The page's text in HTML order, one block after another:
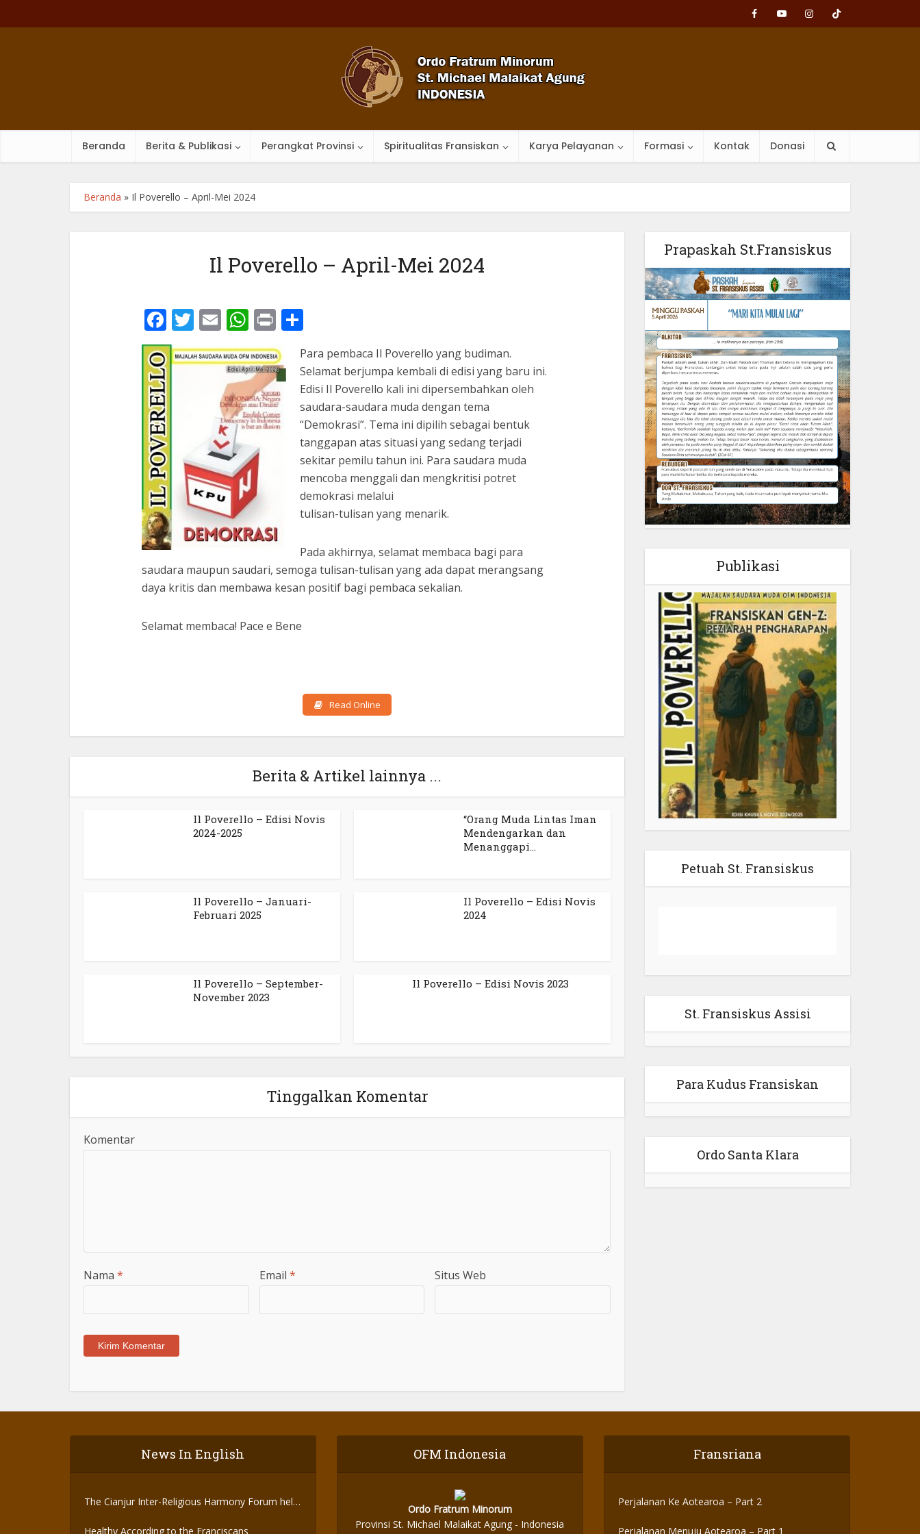
Beranda Berita & Publikasi Perangkat Provinsi Spiritualitas Fransiskan Karya Pelayanan Formasi Kontak Donasi
Beranda » Il Poverello – April-Mei 2024
Il Poverello – April-Mei 2024
Facebook
Twitter
EmailWhatsApp
Print
Para pembaca Il Poverello yang budiman.
Selamat berjumpa kembali di edisi yang baru ini.
Edisi Il Poverello kali ini dipersembahkan oleh
saudara-saudara muda dengan tema
“Demokrasi”. Tema ini dipilih sebagai bentuk
tanggapan atas situasi yang sedang terjadi
sekitar pemilu tahun ini. Para saudara muda
mencoba menggali dan mengkritisi potret
demokrasi melalui
tulisan-tulisan yang menarik.
Pada akhirnya, selamat membaca bagi para
saudara maupun saudari, semoga tulisan-tulisan yang ada dapat merangsang
daya kritis dan membawa kesan positif bagi pembaca sekalian.
Selamat membaca! Pace e Bene
Read Online
Berita & Artikel lainnya ...
Il Poverello – Edisi Novis
2024-2025
“Orang Muda Lintas Iman
Mendengarkan dan
Menanggapi...
Il Poverello – Januari-
Februari 2025
Il Poverello – Edisi Novis
2024
Il Poverello – September-
November 2023
Il Poverello – Edisi Novis 2023
Tinggalkan Komentar
Komentar
Nama * Email * Situs Web
Prapaskah St.Fransiskus
Publikasi
Petuah St. Fransiskus
St. Fransiskus Assisi
Para Kudus Fransiskan
Ordo Santa Klara
News In English
The Cianjur Inter-Religious Harmony Forum held
Healthy According to the Franciscans
OFM Indonesia
Ordo Fratrum Minorum
Provinsi St. Michael Malaikat Agung - Indonesia
Fransriana
Perjalanan Ke Aotearoa – Part 2
Perjalanan Menuju Aotearoa – Part 1